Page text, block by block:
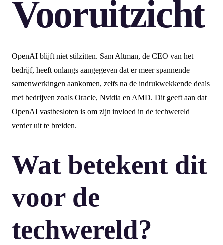
Vooruitzicht
OpenAI blijft niet stilzitten. Sam Altman, de CEO van het
bedrijf, heeft onlangs aangegeven dat er meer spannende
samenwerkingen aankomen, zelfs na de indrukwekkende deals
met bedrijven zoals Oracle, Nvidia en AMD. Dit geeft aan dat
OpenAI vastbesloten is om zijn invloed in de techwereld
verder uit te breiden.
Wat betekent dit
voor de
techwereld?